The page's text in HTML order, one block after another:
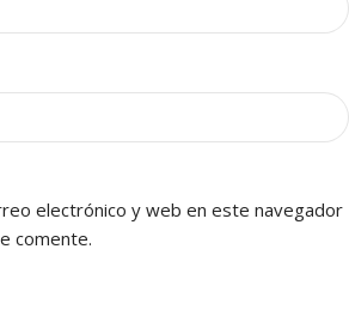
electrónico y web en este navegador
comente.